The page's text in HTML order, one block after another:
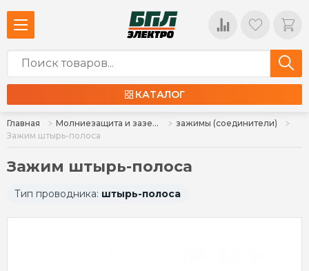
КАТАЛОГ
Главная Молниезащита и заземление
зажимы (соединители)
Зажим штырь-полоса
Зажим штырь-полоса
Тип проводника: штырь-полоса